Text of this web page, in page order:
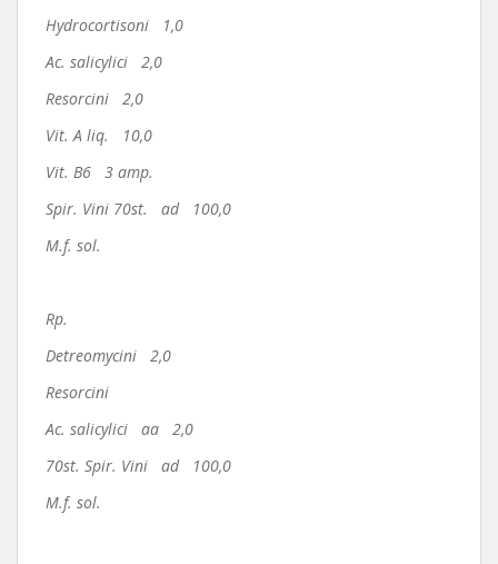
Hydrocortisoni 1,0
Ac. salicylici 2,0
Resorcini 2,0
Vit. A liq. 10,0
Vit. B6 3 amp.
Spir. Vini 70st. ad 100,0
M.f. sol.
Rp.
Detreomycini 2,0
Resorcini
Ac. salicylici aa 2,0
70st. Spir. Vini ad 100,0
M.f. sol.